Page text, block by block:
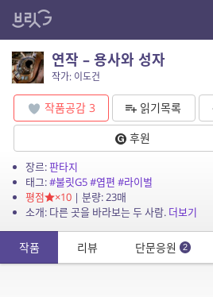
연작 – 용사와 성자
작가: 이도건
작품공감 3 읽기목록
후원
장르:판타지
태그:#불릿G5#엽편 #라이벌
평점
×10| 분량: 23매
소개: 다른 곳을 바라보는 두 사람. 더보기
작품 리뷰 단문응원 2